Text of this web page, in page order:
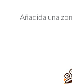
Añadida una